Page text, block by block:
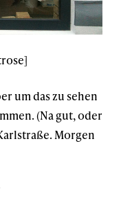
um das zu sehen
(Na gut, oder
Morgen